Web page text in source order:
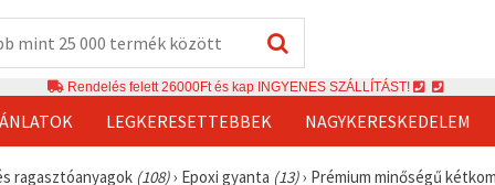
Rendelés felett 26000Ft és kap INGYENES SZÁLLÍTÁST!
LEGKERESETTEBBEK NAGYKERESKEDELEM
ragasztóanyagok (108)› Epoxi gyanta (13)› Prémium minőségű